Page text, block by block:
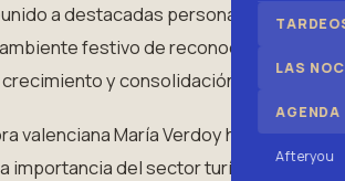
LAS
Afteryou
a destacadas personalidades del
festivo de reconocimiento a
y consolidación del sector
valenciana María Verdoy ha sido la
importancia del sector turístico. El acto